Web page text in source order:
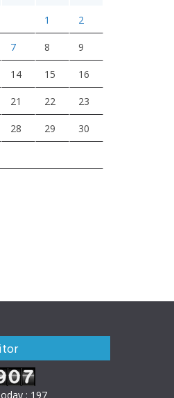
1 2
7 8 9
14 15 16
21 22 23
28 29 30
: 197